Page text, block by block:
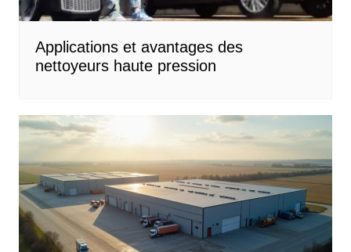
Applications et avantages des
nettoyeurs haute pression